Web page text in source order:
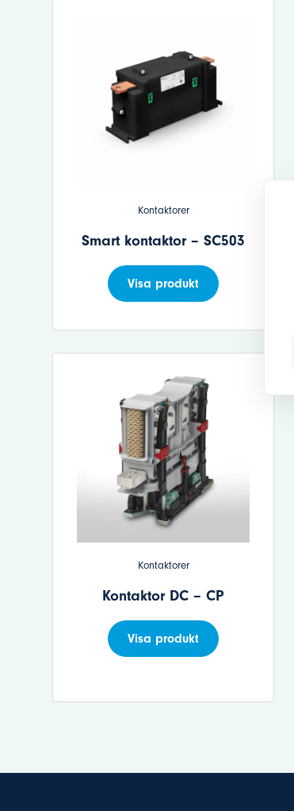
Kontaktorer
Smart kontaktor – SC503
Visa produkt
Kontaktorer
Kontaktor DC – CP
Visa produkt